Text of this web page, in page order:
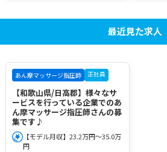
最近見た求人
あん摩マッサージ指圧師 正社員
【和歌山県/日高郡】様々なサ
ービスを行っている企業でのあ
ん摩マッサージ指圧師さんの募
集です♪
【モデル月収】23.2万円～35.0万
円